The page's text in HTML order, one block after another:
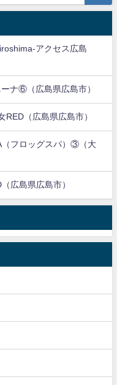
アクセス広島
ナ⑥（広島県広島市）
（広島県広島市）
フロッグスパ）③（大
広島県広島市）